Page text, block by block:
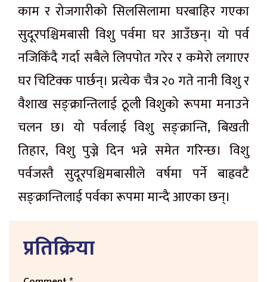
काम र रोजगारीको सिलसिलामा घरबाहिर गएका
सुदूरपश्चिमबासी विशु पर्वमा घर आउँछन्। यो पर्व
नजिकिँदै गर्दा सबैले लिपपोत गरेर र कमेरो लगाएर
घर चिटिक्क पार्छन्। प्रत्येक चैत्र २० गते नानी विशु र
वैशाख सङ्क्रान्तिलाई ठूली विशुको रूपमा मनाउने
चलन छ। यो पर्वलाई विशु सङ्क्रान्ति, बिखती
तिहार, विशु पुज्ने दिन भन्ने समेत गरिन्छ। विशु
पर्वजस्तै सुदूरपश्चिमबासीले वर्षमा पर्ने बाह्रवटै
सङ्क्रान्तिलाई पर्वका रूपमा मान्दै आएका छन्।
प्रतिक्रिया